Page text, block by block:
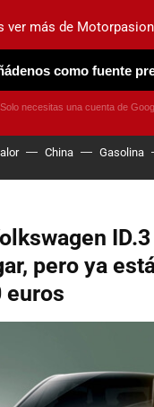
ELÉCTRICOS
China Gasolina
pero ya
euros
ver más de
como fuente
Solo necesitas una cuenta de